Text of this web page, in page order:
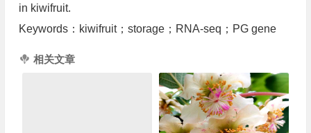
in kiwifruit.
Keywords：kiwifruit；storage；RNA-seq；PG gene
相关文章